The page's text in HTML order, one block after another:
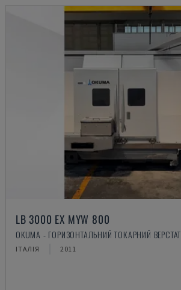
LB 3000 EX MYW 800
OKUMA - ГОРИЗОНТАЛЬНИЙ ТОКАРНИЙ ВЕРСТАТ
ІТАЛІЯ 2011